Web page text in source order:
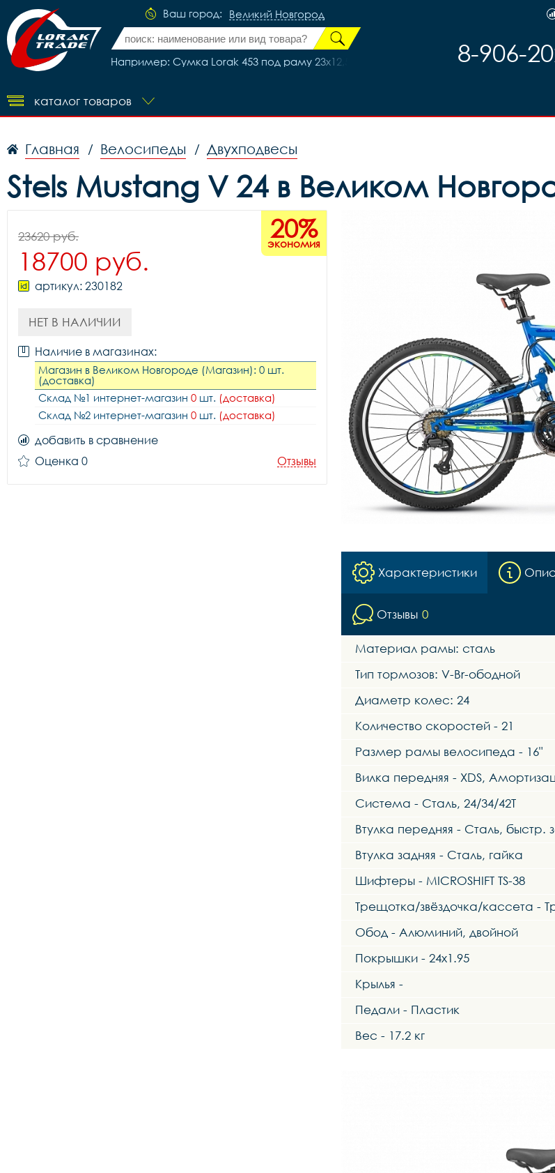
Ваш город: Великий Новгород
Например: Сумка Lorak 453 под раму 23х12,5х5см черно-красный, код 45302
8-906-
каталог товаров
Главная / Велосипеды / Двухподвесы
Stels Mustang V 24 в Великом
20%
экономия
23620 руб.
18700 руб.
артикул: 230182
НЕТ В НАЛИЧИИ
Наличие в магазинах:
Магазин в Великом Новгороде (Магазин): 0 шт.
(доставка)
Склад №1 интернет-магазин 0 шт. (доставка)
Склад №2 интернет-магазин 0 шт. (доставка)
добавить в сравнение
Оценка 0
Отзывы
Характеристики
Отзывы 0
Материал рамы: сталь
Тип тормозов: V-Br-ободной
Диаметр колес: 24
Количество скоростей - 21
Размер рамы велосипеда - 16"
Вилка передняя - XDS,
Система - Сталь, 24/34/42Т
Втулка передняя - Сталь, быстр.
Втулка задняя - Сталь, гайка
Шифтеры - MICROSHIFT TS-38
Трещотка/звёздочка/кассета -
Обод - Алюминий, двойной
Покрышки - 24x1.95
Крылья -
Педали - Пластик
Вес - 17.2 кг